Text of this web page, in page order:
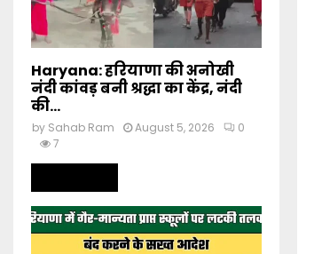
Haryana: हरियाणा की अनोखी
नंदी कांवड़ बनी श्रद्धा का केंद्र, नंदी
की...
by Sahab Ram August 5, 2026
0
7